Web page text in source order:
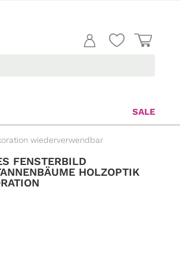
SALE
wiederverwendbar
FENSTERBILD
HOLZOPTIK